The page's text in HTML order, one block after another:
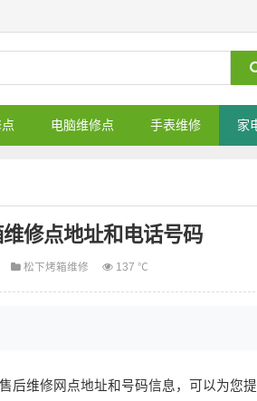
电脑维修点 手表维修 家
修点地址和电话号码
松下烤箱维修 137 ℃
后维修网点地址和号码信息，可以为您